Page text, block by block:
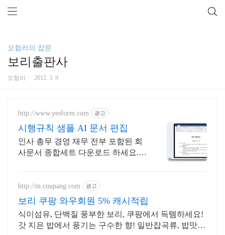
모험러의 잡문
보리출판사
모험러 2012. 3. 9
http://www.yesform.com 광고
시행규칙 샘플 AI 문서 편집
인사 총무 경영 재무 전부 포함된 회
사문서 종합세트 다운로드 하세요.
http://m.coupang.com 광고
보리 쿠팡 와우회원 5% 캐시적립
식이섬유, 단백질 풍부한 보리, 쿠팡에서 득템하세요!
갓 지은 밥에서 풍기는 구수한 향! 일반잡곡류, 밥맛을